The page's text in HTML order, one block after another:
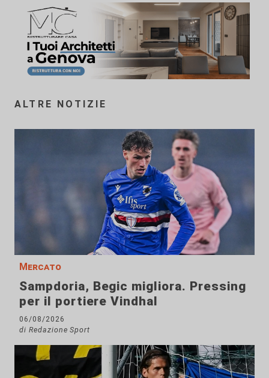
ALTRE NOTIZIE
Mercato
Sampdoria, Begic migliora. Pressing
per il portiere Vindhal
06/08/2026
di Redazione Sport